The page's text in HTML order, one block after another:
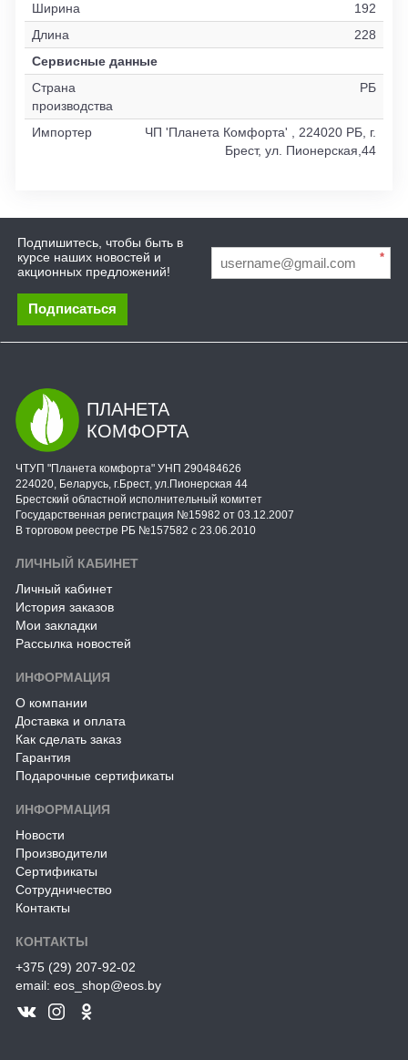
Ширина
192
Длина
228
Сервисные данные
Страна
производства
РБ
Импортер
ЧП 'Планета Комфорта' , 224020 РБ, г.
Брест, ул. Пионерская,44
Подпишитесь, чтобы быть в
курсе наших новостей и
акционных предложений!
*
Подписаться
ПЛАНЕТА
КОМФОРТА
ЧТУП "Планета комфорта" УНП 290484626
224020, Беларусь, г.Брест, ул.Пионерская 44
Брестский областной исполнительный комитет
Государственная регистрация №15982 от 03.12.2007
В торговом реестре РБ №157582 с 23.06.2010
ЛИЧНЫЙ КАБИНЕТ
Личный кабинет
История заказов
Мои закладки
Рассылка новостей
ИНФОРМАЦИЯ
О компании
Доставка и оплата
Как сделать заказ
Гарантия
Подарочные сертификаты
ИНФОРМАЦИЯ
Новости
Производители
Сертификаты
Сотрудничество
Контакты
КОНТАКТЫ
+375 (29) 207-92-02
email: eos_shop@eos.by